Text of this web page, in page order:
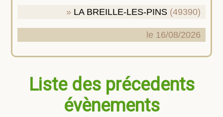
LA BREILLE-LES-PINS (49390)
le 16/08/2026
Liste des précedents
évènements